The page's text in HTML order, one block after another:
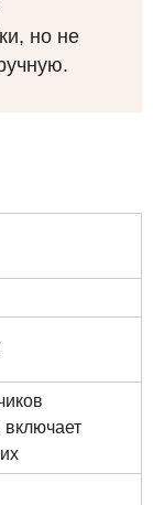
но не
включает